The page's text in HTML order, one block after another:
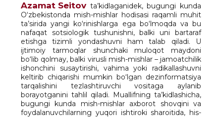
Azamat Seitov ta’kidlaganidek, bugungi kunda
O‘zbekistonda mish-mishlar hodisasi raqamli muhit
ta’sirida yangi ko‘rinishlarga ega bo‘lmoqda va bu
nafaqat sotsiologik tushunishni, balki uni bartaraf
etishga tizimli yondashuvni ham talab qiladi. U
ijtimoiy tarmoqlar shunchaki muloqot maydoni
bo‘lib qolmay, balki virusli mish-mishlar – jamoatchilik
ishonchini susaytirishi, vahima yoki radikallashuvni
keltirib chiqarishi mumkin bo‘lgan dezinformatsiya
tarqalishini tezlashtiruvchi vositaga aylanib
borayotganini tahlil qiladi. Muallifning ta’kidlashicha,
bugungi kunda mish-mishlar axborot shovqini va
foydalanuvchilarning yuqori ishtiroki sharoitida, his-